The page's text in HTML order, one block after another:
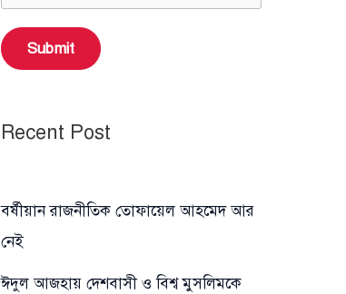
Submit
Recent Post
বর্ষীয়ান রাজনীতিক তোফায়েল আহমেদ আর
নেই
ঈদুল আজহায় দেশবাসী ও বিশ্ব মুসলিমকে